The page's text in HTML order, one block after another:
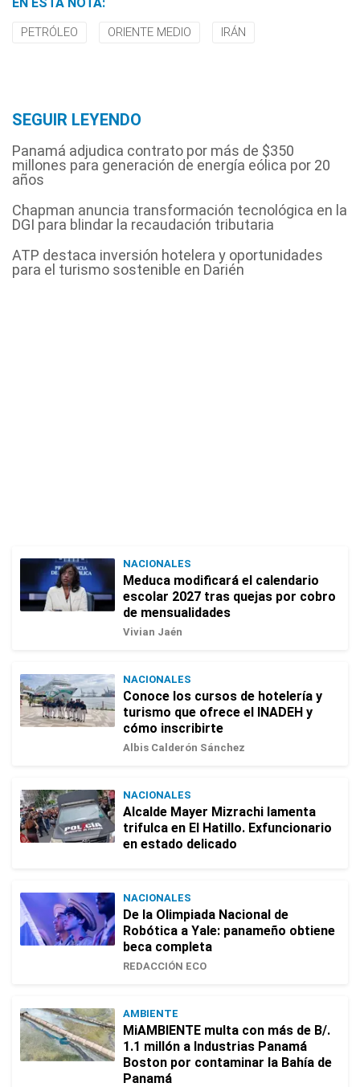
PETRÓLEO ORIENTE MEDIO IRÁN
SEGUIR LEYENDO
Panamá adjudica contrato por más de $350
millones para generación de energía eólica por 20
años
Chapman anuncia transformación tecnológica en la
DGI para blindar la recaudación tributaria
ATP destaca inversión hotelera y oportunidades
para el turismo sostenible en Darién
NACIONALES
Meduca modificará el calendario
escolar 2027 tras quejas por cobro
de mensualidades
Vivian Jaén
NACIONALES
Conoce los cursos de hotelería y
turismo que ofrece el INADEH y
cómo inscribirte
Albis Calderón Sánchez
NACIONALES
Alcalde Mayer Mizrachi lamenta
trifulca en El Hatillo. Exfuncionario
en estado delicado
NACIONALES
De la Olimpiada Nacional de
Robótica a Yale: panameño obtiene
beca completa
REDACCIÓN ECO
AMBIENTE
MiAMBIENTE multa con más de B/.
1.1 millón a Industrias Panamá
Boston por contaminar la Bahía de
Panamá